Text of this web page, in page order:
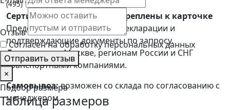
(495) 128-01-36.
Сертификаты пока не прикреплены к карточке
Предоставим сертификаты, декларации и
подтверждающие документы по запросу.
Доставка:по Москве, регионам России и СНГ
транспортными компаниями.
Самовывоз:возможен со склада по согласованию с
менеджером.
Отзыв
Согласен на обработку персональных данных
Отправить отзыв
×
Подбор размера
Таблица размеров